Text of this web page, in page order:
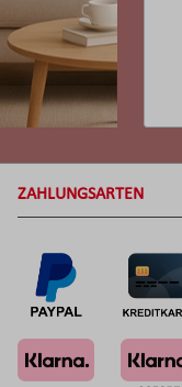
ZAHLUNGSARTEN